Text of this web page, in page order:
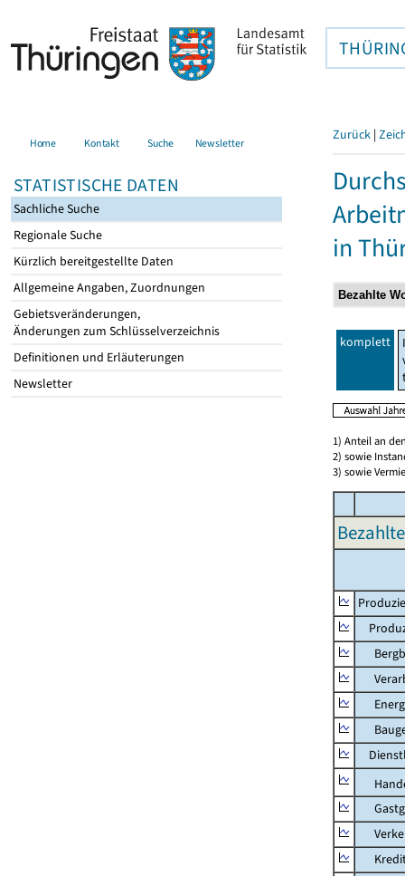
Home Kontakt Suche Newsletter
STATISTISCHE DATEN
Sachliche Suche
Regionale Suche
Kürzlich bereitgestellte Daten
Allgemeine Angaben, Zuordnungen
Gebietsveränderungen,
Änderungen zum Schlüsselverzeichnis
Definitionen und Erläuterungen
Newsletter
Zurück |
in
komplett
1) Anteil an
2) sowie
3) sowie